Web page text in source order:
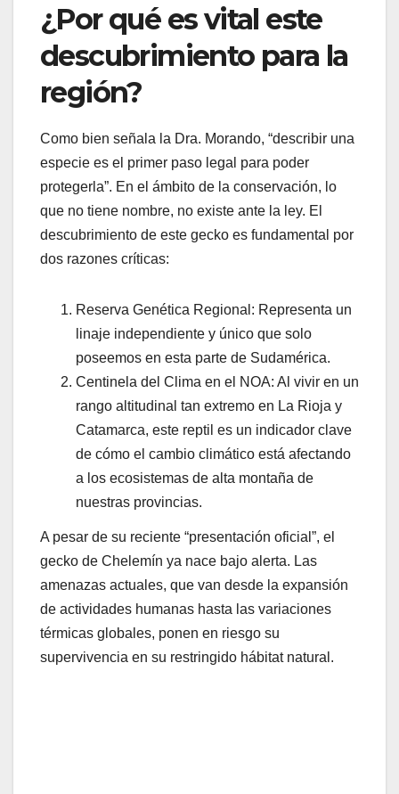
¿Por qué es vital este
descubrimiento para la
región?
Como bien señala la Dra. Morando, “describir una
especie es el primer paso legal para poder
protegerla”. En el ámbito de la conservación, lo
que no tiene nombre, no existe ante la ley. El
descubrimiento de este gecko es fundamental por
dos razones críticas:
Reserva Genética Regional: Representa un
linaje independiente y único que solo
poseemos en esta parte de Sudamérica.
Centinela del Clima en el NOA: Al vivir en un
rango altitudinal tan extremo en La Rioja y
Catamarca, este reptil es un indicador clave
de cómo el cambio climático está afectando
a los ecosistemas de alta montaña de
nuestras provincias.
A pesar de su reciente “presentación oficial”, el
gecko de Chelemín ya nace bajo alerta. Las
amenazas actuales, que van desde la expansión
de actividades humanas hasta las variaciones
térmicas globales, ponen en riesgo su
supervivencia en su restringido hábitat natural.